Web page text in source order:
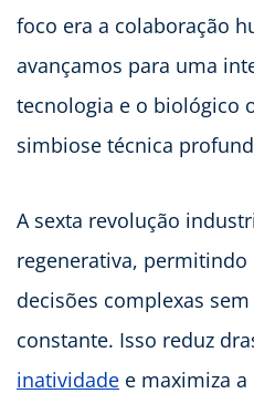
foco era a colaboração
avançamos para uma
tecnologia e o biológico
simbiose técnica
A sexta revolução
regenerativa,
decisões complexas
constante. Isso reduz
inatividade e maximiza